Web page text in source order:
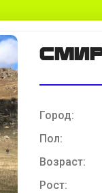
Город:
Пол:
Возраст:
Рост: